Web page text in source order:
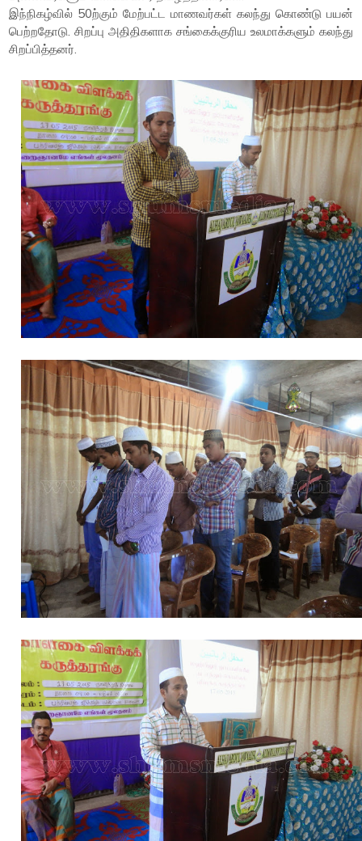
இந்நிகழ்வில் 50ற்கும் மேற்பட்ட மாணவர்கள் கலந்து கொண்டு பயன்
பெற்றதோடு. சிறப்பு அதிதிகளாக சங்கைக்குரிய உலமாக்களும் கலந்து
சிறப்பித்தனர்.